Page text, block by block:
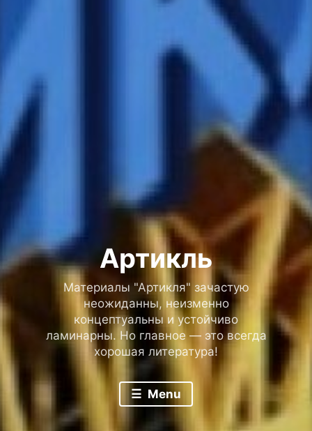
Артикль
Материалы "Артикля" зачастую
неожиданны, неизменно
концептуальны и устойчиво
ламинарны. Но главное — это всегда
хорошая литература!
Menu